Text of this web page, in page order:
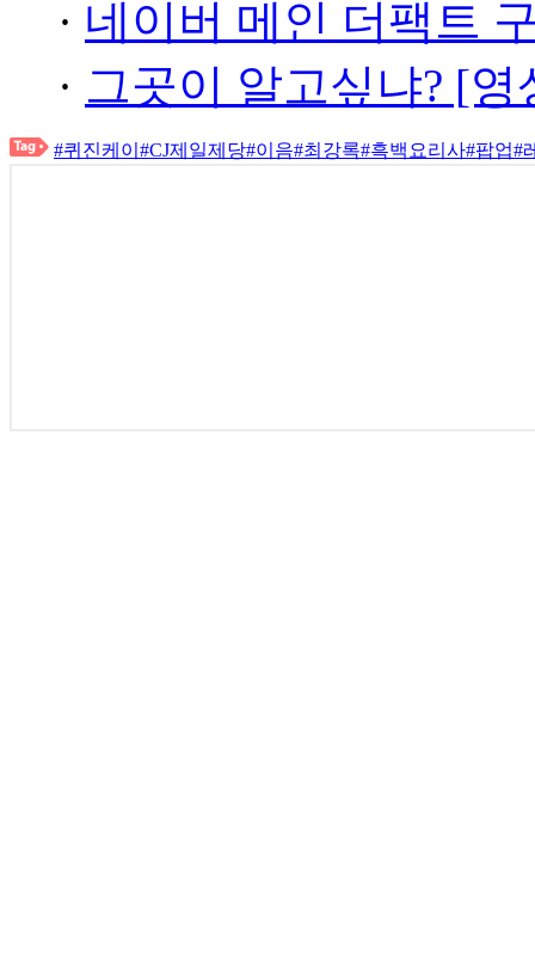
· 네이버 메인 더팩트
· 그곳이 알고싶냐? [
#퀴진케이 #CJ제일제당#이음#최강록#흑백요리사#팝업#